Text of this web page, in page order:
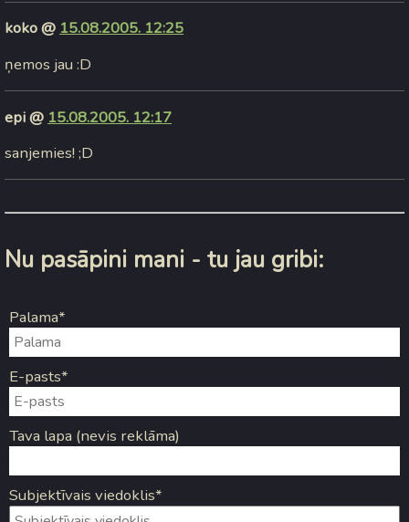
koko @ 15.08.2005. 12:25
ņemos jau :D
epi @ 15.08.2005. 12:17
sanjemies! ;D
Nu pasāpini mani - tu jau gribi:
Palama*
E-pasts*
Tava lapa (nevis reklāma)
Subjektīvais viedoklis*